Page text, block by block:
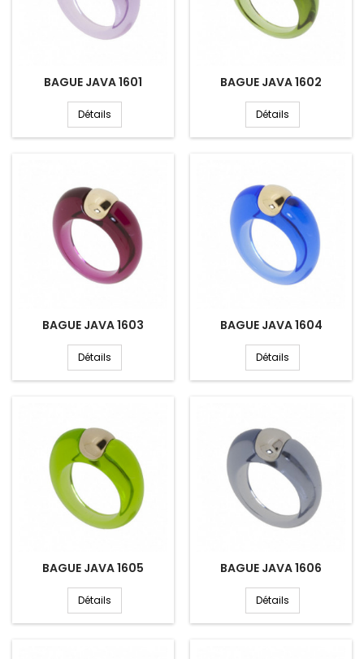
BAGUE JAVA 1601
Détails
BAGUE JAVA 1602
Détails
BAGUE JAVA 1603
Détails
BAGUE JAVA 1604
Détails
BAGUE JAVA 1605
Détails
BAGUE JAVA 1606
Détails